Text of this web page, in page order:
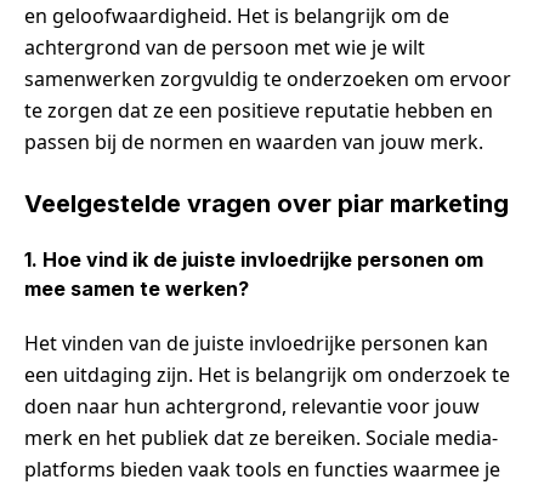
en geloofwaardigheid. Het is belangrijk om de
achtergrond van de persoon met wie je wilt
samenwerken zorgvuldig te onderzoeken om ervoor
te zorgen dat ze een positieve reputatie hebben en
passen bij de normen en waarden van jouw merk.
Veelgestelde vragen over piar marketing
1. Hoe vind ik de juiste invloedrijke personen om
mee samen te werken?
Het vinden van de juiste invloedrijke personen kan
een uitdaging zijn. Het is belangrijk om onderzoek te
doen naar hun achtergrond, relevantie voor jouw
merk en het publiek dat ze bereiken. Sociale media-
platforms bieden vaak tools en functies waarmee je